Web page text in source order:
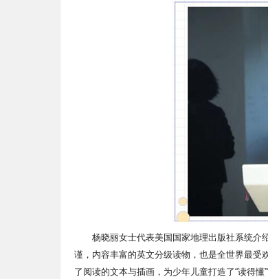
杨晓丽女士代表美国国家地理出版社系统介
谨，内容丰富的英文分级读物，也是全世界最
了阅读的文本与插画，为少年儿童打造了“读得